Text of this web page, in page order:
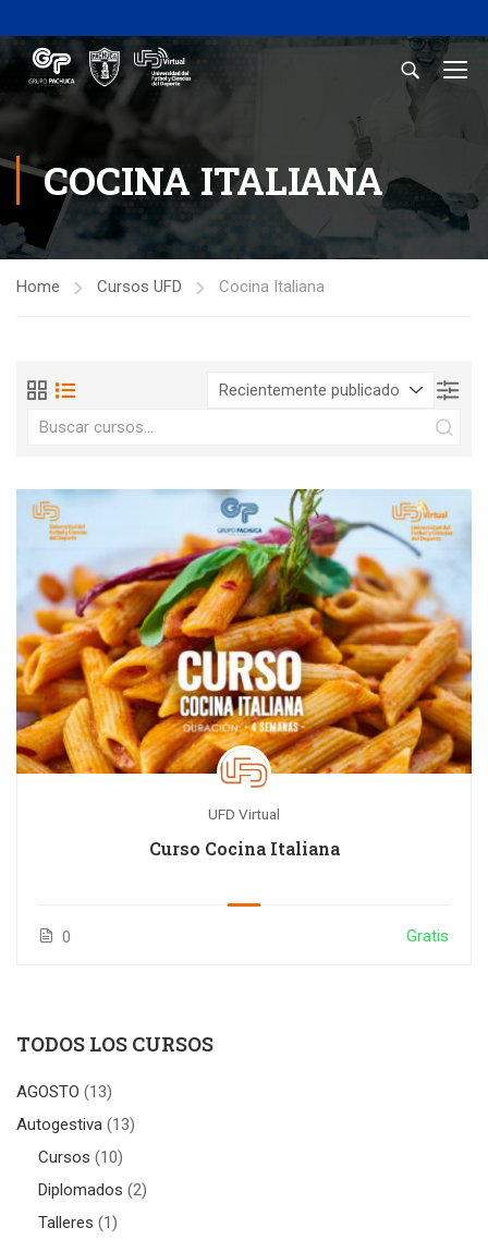
COCINA ITALIANA
Home Cursos UFD Cocina Italiana
UFD Virtual
Curso Cocina Italiana
0 Gratis
TODOS LOS CURSOS
AGOSTO (13)
Autogestiva (13)
Cursos (10)
Diplomados (2)
Talleres (1)